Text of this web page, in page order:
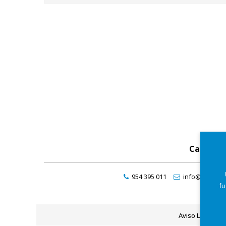
Catálogo
954 395 011
Aviso Legal